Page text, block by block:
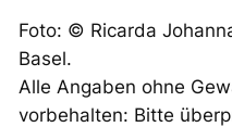
Foto: © Ricarda
Basel.
Alle Angaben ohne
vorbehalten: Bitte